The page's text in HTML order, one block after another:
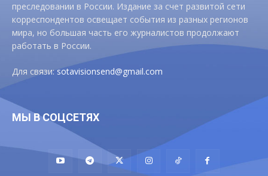
преследовании в России. Издание за счет развитой сети
корреспондентов освещает события из разных регионов
мира, но большая часть его журналистов продолжают
работать в России.
Для связи:sotavisionsend@gmail.com
МЫ В СОЦСЕТЯХ